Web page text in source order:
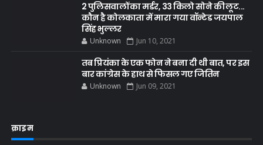
2 पुलिसवालों का मर्डर, 33 किलो सोने की लूट...
कौन है कोलकाता में मारा गया वॉन्टेड जयपाल
सिंह भुल्लर
Unknown Jun 10, 2021
तब प्रियंका के एक फोन ने बना दी थी बात, पर इस
बार कांग्रेस के हाथ से फिसल गए जितिन
Unknown Jun 09, 2021
क्राइम